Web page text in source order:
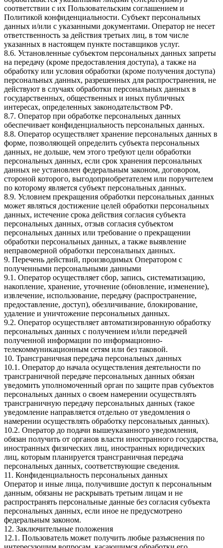
соответствии с их Пользовательским соглашением и
Политикой конфиденциальности. Субъект персональных
данных и/или с указанными документами. Оператор не несет
ответственность за действия третьих лиц, в том числе
указанных в настоящем пункте поставщиков услуг.
8.6. Установленные субъектом персональных данных запреты
на передачу (кроме предоставления доступа), а также на
обработку или условия обработки (кроме получения доступа)
персональных данных, разрешенных для распространения, не
действуют в случаях обработки персональных данных в
государственных, общественных и иных публичных
интересах, определенных законодательством РФ.
8.7. Оператор при обработке персональных данных
обеспечивает конфиденциальность персональных данных.
8.8. Оператор осуществляет хранение персональных данных в
форме, позволяющей определить субъекта персональных
данных, не дольше, чем этого требуют цели обработки
персональных данных, если срок хранения персональных
данных не установлен федеральным законом, договором,
стороной которого, выгодоприобретателем или поручителем
по которому является субъект персональных данных.
8.9. Условием прекращения обработки персональных данных
может являться достижение целей обработки персональных
данных, истечение срока действия согласия субъекта
персональных данных, отзыв согласия субъектом
персональных данных или требование о прекращении
обработки персональных данных, а также выявление
неправомерной обработки персональных данных.
9. Перечень действий, производимых Оператором с
полученными персональными данными
9.1. Оператор осуществляет сбор, запись, систематизацию,
накопление, хранение, уточнение (обновление, изменение),
извлечение, использование, передачу (распространение,
предоставление, доступ), обезличивание, блокирование,
удаление и уничтожение персональных данных.
9.2. Оператор осуществляет автоматизированную обработку
персональных данных с получением и/или передачей
полученной информации по информационно-
телекоммуникационным сетям или без таковой.
10. Трансграничная передача персональных данных
10.1. Оператор до начала осуществления деятельности по
трансграничной передаче персональных данных обязан
уведомить уполномоченный орган по защите прав субъектов
персональных данных о своем намерении осуществлять
трансграничную передачу персональных данных (такое
уведомление направляется отдельно от уведомления о
намерении осуществлять обработку персональных данных).
10.2. Оператор до подачи вышеуказанного уведомления,
обязан получить от органов власти иностранного государства,
иностранных физических лиц, иностранных юридических
лиц, которым планируется трансграничная передача
персональных данных, соответствующие сведения.
11. Конфиденциальность персональных данных
Оператор и иные лица, получившие доступ к персональным
данным, обязаны не раскрывать третьим лицам и не
распространять персональные данные без согласия субъекта
персональных данных, если иное не предусмотрено
федеральным законом.
12. Заключительные положения
12.1. Пользователь может получить любые разъяснения по